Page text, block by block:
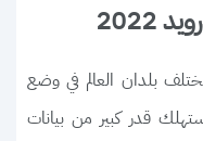
بلدان العالم في وضع
قدر كبير من بيانات